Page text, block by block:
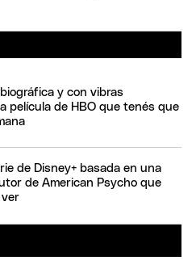
y con vibras
película de HBO que tenés que
de Disney+ basada en una
de American Psycho que
ver